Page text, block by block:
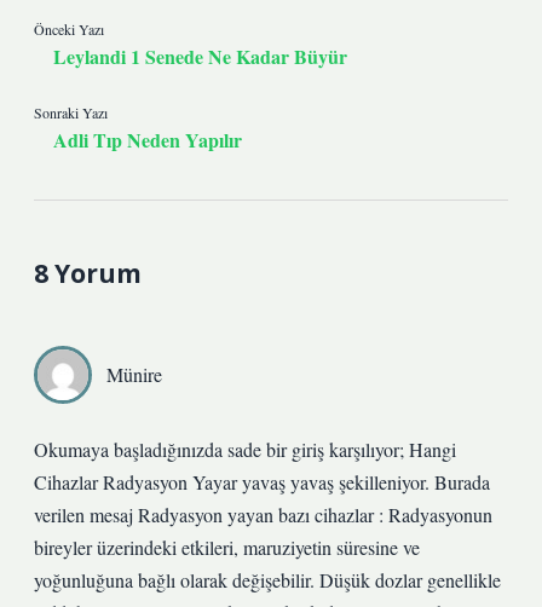
Önceki Yazı
Leylandi 1 Senede Ne Kadar Büyür
Sonraki Yazı
Adli Tıp Neden Yapılır
8 Yorum
Münire
Okumaya başladığınızda sade bir giriş karşılıyor; Hangi
Cihazlar Radyasyon Yayar yavaş yavaş şekilleniyor. Burada
verilen mesaj Radyasyon yayan bazı cihazlar : Radyasyonun
bireyler üzerindeki etkileri, maruziyetin süresine ve
yoğunluğuna bağlı olarak değişebilir. Düşük dozlar genellikle